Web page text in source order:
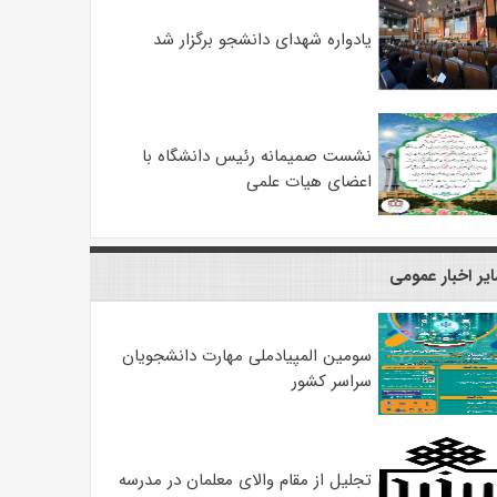
یادواره شهدای دانشجو برگزار شد
نشست صمیمانه رئیس دانشگاه با
اعضای هیات علمی
اخبار عمومی
سومین المپیادملی مهارت دانشجویان
سراسر کشور
تجلیل از مقام والای معلمان در مدرسه